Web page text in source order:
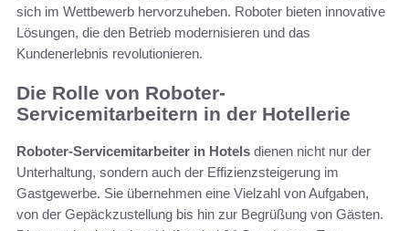
sich im Wettbewerb hervorzuheben. Roboter bieten innovative
Lösungen, die den Betrieb modernisieren und das
Kundenerlebnis revolutionieren.
Die Rolle von Roboter-
Servicemitarbeitern in der Hotellerie
Roboter-Servicemitarbeiter in Hotels dienen nicht nur der
Unterhaltung, sondern auch der Effizienzsteigerung im
Gastgewerbe. Sie übernehmen eine Vielzahl von Aufgaben,
von der Gepäckzustellung bis hin zur Begrüßung von Gästen.